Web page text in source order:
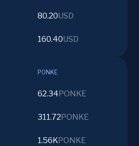
80.20USD
160.40USD
PONKE
62.34 PONKE
311.72 PONKE
1.56KPONKE